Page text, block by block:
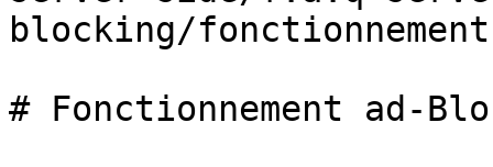
blocking/
# Fonctionnement ad-